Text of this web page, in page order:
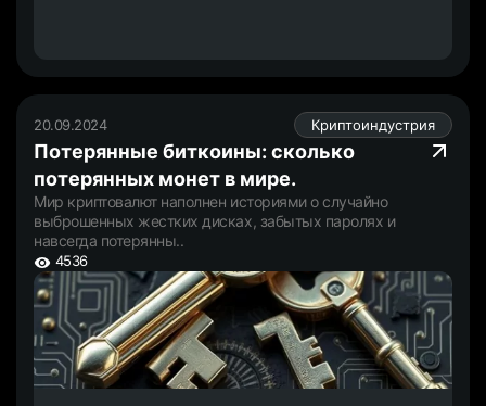
20.09.2024 Криптоиндустрия
Потерянные биткоины: сколько
потерянных монет в мире.
Мир криптовалют наполнен историями о случайно
выброшенных жестких дисках, забытых паролях и
навсегда потерянны..
4536